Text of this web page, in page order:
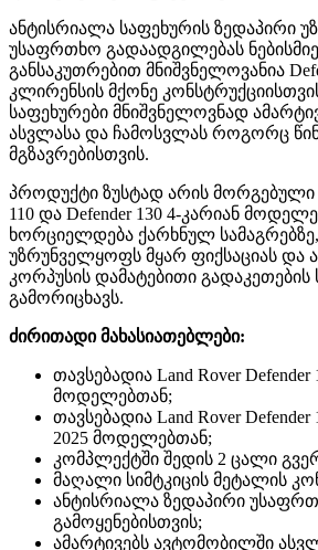
ანტისრიალა საფეხურის ზედაპირი
უსაფრთხო გადაადგილებას
განსაკუთრებით მნიშვნელოვანია
კლირენსის მქონე
საფეხურები მნიშვნელოვნად
ასვლასა და ჩამოსვლას როგორც
მგზავრებისთვის.
პროდუქტი ზუსტად არის მორგებული
110 და Defender 130 4-კარიან
ხორციელდება ქარხნულ
უზრუნველყოფს მყარ ფიქსაციას და
კორპუსის დამატებითი გადაკეთების
გამორიცხავს.
ძირითადი მახასიათებლები:
თავსებადია Land Rover Defender
მოდელებთან;
თავსებადია Land Rover Defender
2025 მოდელებთან;
კომპლექტში შედის 2 ცალი
მაღალი სიმტკიცის მეტალის
ანტისრიალა ზედაპირი
გამოყენებისთვის;
ამარტივებს ავტომობილში